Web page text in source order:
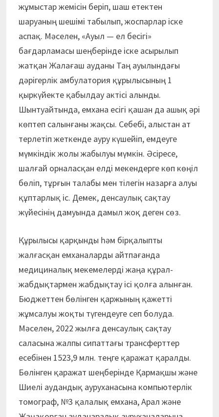
жұмыстар жемісін беріп, шаш етектен
шаруаның шешімі табылып, жоспарлар іске
аспақ. Мәселен, «Ауыл — ел бесігі»
бағдарламасы шеңберінде іске асырылып
жатқан Жалағаш ауданы Таң ауылындағы
дәрігерлік амбулатория құрылысының 1
қыркүйекте қабылдау актісі алынды.
Шынтуайтында, емхана есігі қашан да ашық әрі
көптеп салынғаны жақсы. Себебі, алыстан ат
терлетіп жеткенде ауру күшейіп, емдеуге
мүмкіндік жолы жабылуы мүмкін. Әсіресе,
шалғай орналасқан елді мекендерге көп көңіл
бөліп, тұрғын талабы мен тілегін назарға алуы
құптарлық іс. Демек, денсаулық сақтау
жүйесінің дамуында дамыл жоқ деген сөз.
Құрылысы қарқынды һәм бірқалыпты
жалғасқан емханаларды айтпағанда
медициналық мекемелерді жаңа құрал-
жабдықтармен жабдықтау ісі қолға алынған.
Бюджеттен бөлінген қаржының қажетті
жұмсалуы жоқты түгендеуге сеп болуда.
Мәселен, 2022 жылға денсаулық сақтау
саласына жалпы сипаттағы трансферттер
есебінен 1523,9 млн. теңге қаражат қаралды.
Бөлінген қаражат шеңберінде Қармақшы және
Шиелі аудандық ауруханасына компьютерлік
томограф, №3 қалалық емхана, Арал және